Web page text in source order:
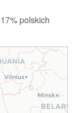
polskich